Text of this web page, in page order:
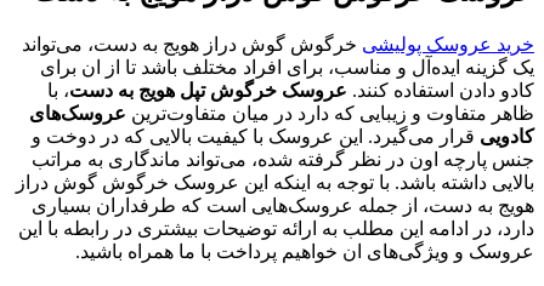
خرید عروسک پولیشی خرگوش گوش دراز هویج به دست، می‌تواند
یک گزینه ایده‌آل و مناسب، برای افراد مختلف باشد تا از ان برای
کادو دادن استفاده کنند. عروسک خرگوش تپل هویج به دست، با
ظاهر متفاوت و زیبایی که دارد در میان متفاوت‌ترین عروسک‌های
کادویی قرار می‌گیرد. این عروسک با کیفیت بالایی که در دوخت و
جنس پارچه اون در نظر گرفته شده، می‌تواند ماندگاری به مراتب
بالایی داشته باشد. با توجه به اینکه این عروسک خرگوش گوش دراز
هویج به دست، از جمله عروسک‌هایی است که طرفداران بسیاری
دارد، در ادامه این مطلب به ارائه توضیحات بیشتری در رابطه با این
عروسک و ویژگی‌های ان خواهیم پرداخت با ما همراه باشید.